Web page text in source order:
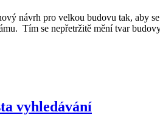
návrh pro velkou budovu tak, aby
Tím se nepřetržitě mění tvar
vyhledávání